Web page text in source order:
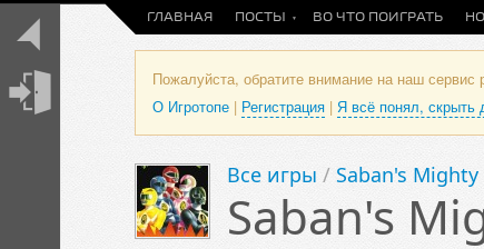
ГЛАВНАЯ ПОСТЫ ВО ЧТО ПОИГРАТЬ
Пожалуйста, обратите внимание на наш сервис
О Игротопе | Регистрация | Я всё понял, скрыть
Все игры / Saban's
Saban's